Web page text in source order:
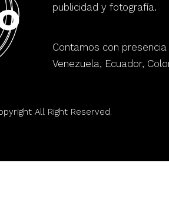
publicidad y fotografía.
Contamos con
Venezuela, Ecuador,
All Right Reserved.